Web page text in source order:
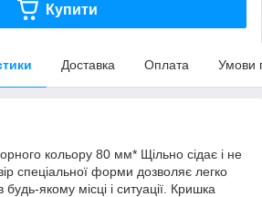
Купити
Доставка Оплата Умови
кольору 80 мм* Щільно сідає і не
спеціальної форми дозволяє легко
будь-якому місці і ситуації. Кришка